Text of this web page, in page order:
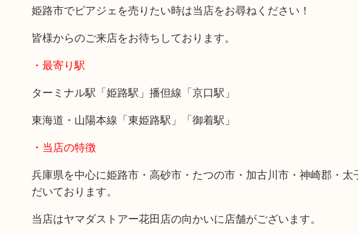
姫路市でピアジェを売りたい時は当店をお尋ねください！
皆様からのご来店をお待ちしております。
・最寄り駅
ターミナル駅「姫路駅」播但線「京口駅」
東海道・山陽本線「東姫路駅」「御着駅」
・当店の特徴
兵庫県を中心に姫路市・高砂市・たつの市・加古川市・神崎郡・
だいております。
当店はヤマダストアー花田店の向かいに店舗がございます。